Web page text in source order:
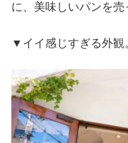
に、美味しいパンを売
▼イイ感じすぎる外観